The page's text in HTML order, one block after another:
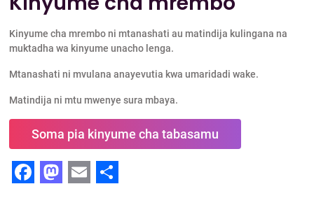
Kinyume cha mrembo ni mtanashati au matindija kulingana na
muktadha wa kinyume unacho lenga.
Mtanashati ni mvulana anayevutia kwa umaridadi wake.
Matindija ni mtu mwenye sura mbaya.
Soma pia kinyume cha tabasamu